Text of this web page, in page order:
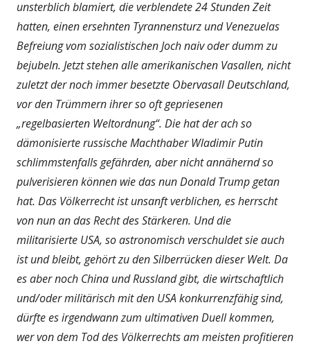
unsterblich blamiert, die verblendete 24 Stunden Zeit
hatten, einen ersehnten Tyrannensturz und Venezuelas
Befreiung vom sozialistischen Joch naiv oder dumm zu
bejubeln. Jetzt stehen alle amerikanischen Vasallen, nicht
zuletzt der noch immer besetzte Obervasall Deutschland,
vor den Trümmern ihrer so oft gepriesenen
„regelbasierten Weltordnung“. Die hat der ach so
dämonisierte russische Machthaber Wladimir Putin
schlimmstenfalls gefährden, aber nicht annähernd so
pulverisieren können wie das nun Donald Trump getan
hat. Das Völkerrecht ist unsanft verblichen, es herrscht
von nun an das Recht des Stärkeren. Und die
militarisierte USA, so astronomisch verschuldet sie auch
ist und bleibt, gehört zu den Silberrücken dieser Welt. Da
es aber noch China und Russland gibt, die wirtschaftlich
und/oder militärisch mit den USA konkurrenzfähig sind,
dürfte es irgendwann zum ultimativen Duell kommen,
wer von dem Tod des Völkerrechts am meisten profitieren